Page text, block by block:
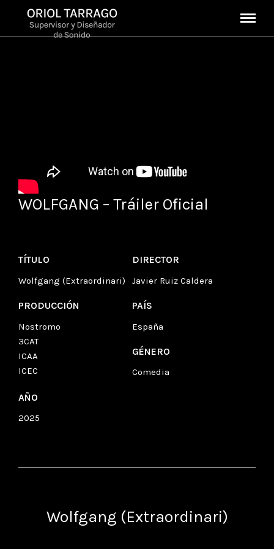
WOLFGANG – Tráiler Oficial
TÍTULO
Wolfgang (Extraordinari)
DIRECTOR
Javier Ruiz Caldera
PRODUCCIÓN
Nostromo
3CAT
ICAA
ICEC
PAÍS
España
GÉNERO
Comedia
AÑO
2025
Wolfgang (Extraordinari)